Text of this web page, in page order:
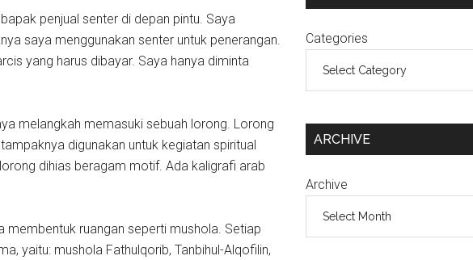
penjual senter di depan pintu. Saya
saya menggunakan senter untuk penerangan.
yang harus dibayar. Saya hanya diminta
melangkah memasuki sebuah lorong. Lorong
digunakan untuk kegiatan spiritual
dihias beragam motif. Ada kaligrafi arab
membentuk ruangan seperti mushola. Setiap
yaitu: mushola Fathulqorib, Tanbihul-Alqofilin,
Categories
ARCHIVE
Archive